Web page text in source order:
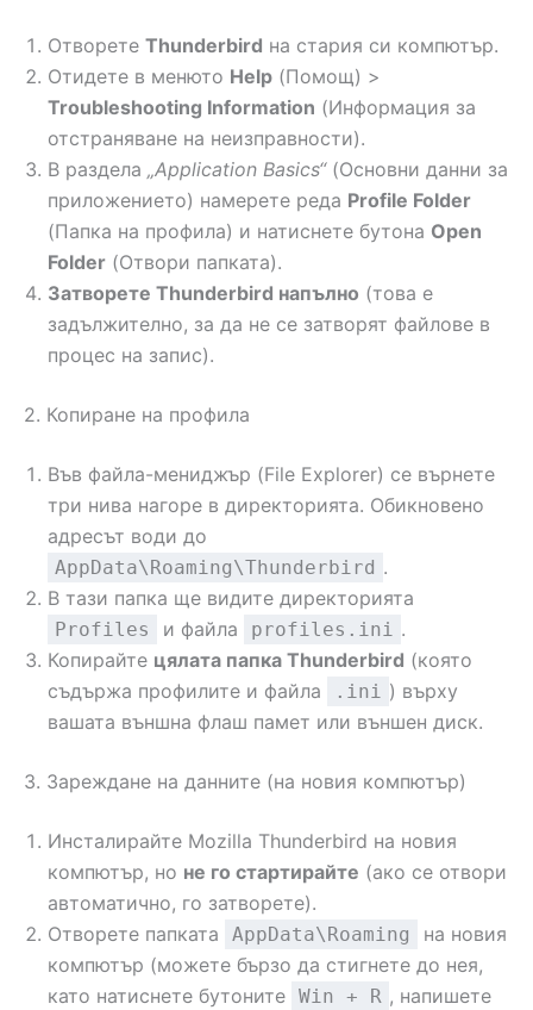
Отворете Thunderbird на стария си компютър.
Отидете в менюто Help (Помощ) >
Troubleshooting Information (Информация за
отстраняване на неизправности).
В раздела „Application Basics“(Основни данни за
приложението) намерете реда Profile Folder
(Папка на профила) и натиснете бутона Open
Folder (Отвори папката).
Затворете Thunderbird напълно (това е
задължително, за да не се затворят файлове в
процес на запис).
2. Копиране на профила
Във файла-мениджър (File Explorer) се върнете
три нива нагоре в директорията. Обикновено
адресът води до
AppData\Roaming\Thunderbird .
В тази папка ще видите директорията
Profiles и файла profiles.ini .
Копирайте цялата папка Thunderbird (която
съдържа профилите и файла
.ini ) върху
вашата външна флаш памет или външен диск.
3. Зареждане на данните (на новия компютър)
Инсталирайте Mozilla Thunderbird на новия
компютър, но не го стартирайте (ако се отвори
автоматично, го затворете).
Отворете папката
AppData\Roaming
на новия
компютър (можете бързо да стигнете до нея,
като натиснете бутоните Win + R , напишете